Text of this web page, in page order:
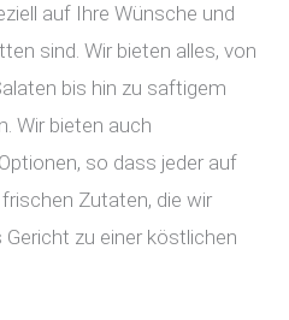
auf Ihre Wünsche und
sind. Wir bieten alles, von
bis hin zu saftigem
Wir bieten auch
so dass jeder auf
Zutaten, die wir
zu einer köstlichen